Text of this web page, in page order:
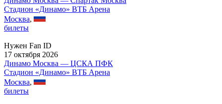
Стадион «Динамо» ВТБ Арена
Москва,
билеты
Нужен Fan ID
17 октября 2026
Динамо Москва — ЦСКА ПФК
Стадион «Динамо» ВТБ Арена
Москва,
билеты